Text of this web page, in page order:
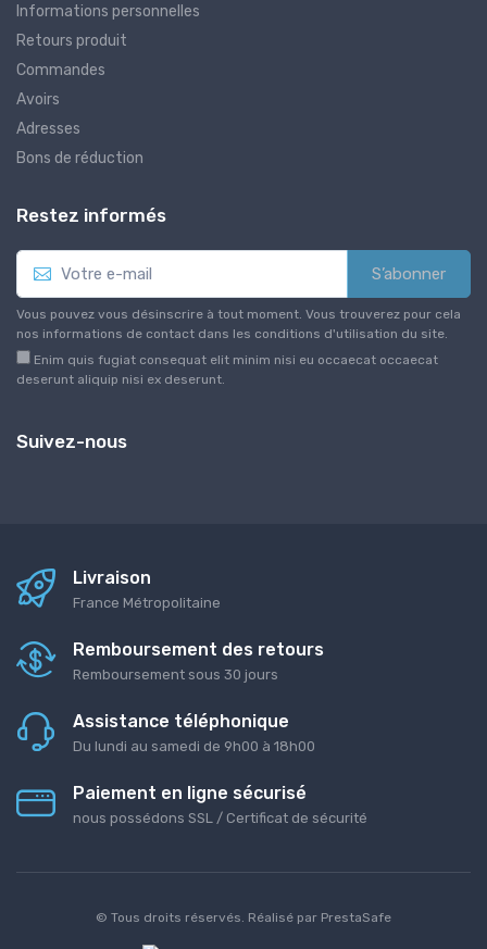
Informations personnelles
Retours produit
Commandes
Avoirs
Adresses
Bons de réduction
Restez informés
S’abonner
Vous pouvez vous désinscrire à tout moment. Vous trouverez pour cela
nos informations de contact dans les conditions d'utilisation du site.
Enim quis fugiat consequat elit minim nisi eu occaecat occaecat
deserunt aliquip nisi ex deserunt.
Suivez-nous
Livraison
France Métropolitaine
Remboursement des retours
Remboursement sous 30 jours
Assistance téléphonique
Du lundi au samedi de 9h00 à 18h00
Paiement en ligne sécurisé
nous possédons SSL / Certificat de sécurité
© Tous droits réservés. Réalisé par PrestaSafe